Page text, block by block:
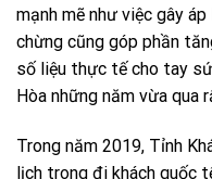
mạnh mẽ như việc gây
chừng cũng góp phần
số liệu thực tế cho tay
Hòa những năm vừa qua
Trong năm 2019, Tỉnh
lịch trong đi khách quốc